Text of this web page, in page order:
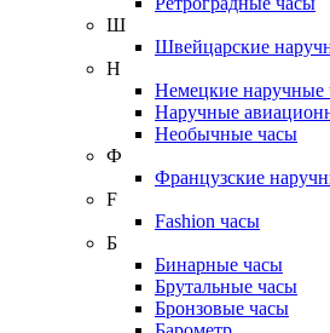
Ш
Швейцарские
Н
Немецкие наручные
Наручные
Необычные часы
Ф
Французские
F
Fashion часы
Б
Бинарные часы
Брутальные часы
Бронзовые часы